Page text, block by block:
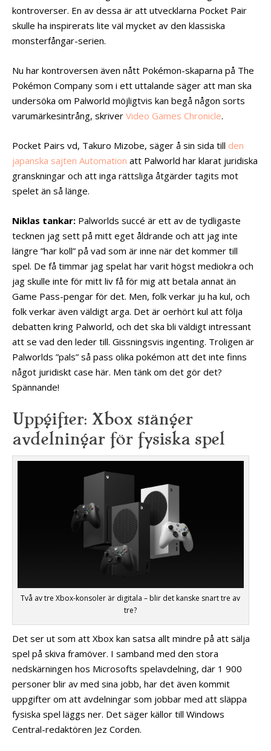
kontroverser. En av dessa är att utvecklarna Pocket Pair
skulle ha inspirerats lite väl mycket av den klassiska
monsterfångar-serien.
Nu har kontroversen även nått Pokémon-skaparna på The
Pokémon Company som i ett uttalande säger att man ska
undersöka om Palworld möjligtvis kan begå någon sorts
varumärkesintrång, skriver Video Games Chronicle.
Pocket Pairs vd, Takuro Mizobe, säger å sin sida till den
japanska sajten Automation att Palworld har klarat juridiska
granskningar och att inga rättsliga åtgärder tagits mot
spelet än så länge.
Niklas tankar: Palworlds succé är ett av de tydligaste
tecknen jag sett på mitt eget åldrande och att jag inte
längre ”har koll” på vad som är inne när det kommer till
spel. De få timmar jag spelat har varit högst mediokra och
jag skulle inte för mitt liv få för mig att betala annat än
Game Pass-pengar för det. Men, folk verkar ju ha kul, och
folk verkar även väldigt arga. Det är oerhört kul att följa
debatten kring Palworld, och det ska bli väldigt intressant
att se vad den leder till. Gissningsvis ingenting. Troligen är
Palworlds ”pals” så pass olika pokémon att det inte finns
något juridiskt case här. Men tänk om det gör det?
Spännande!
Uppgifter: Xbox stänger
avdelningar för fysiska spel
Två av tre Xbox-konsoler är digitala – blir det kanske snart tre av
tre?
Det ser ut som att Xbox kan satsa allt mindre på att sälja
spel på skiva framöver. I samband med den stora
nedskärningen hos Microsofts spelavdelning, där 1 900
personer blir av med sina jobb, har det även kommit
uppgifter om att avdelningar som jobbar med att släppa
fysiska spel läggs ner. Det säger källor till Windows
Central-redaktören Jez Corden.